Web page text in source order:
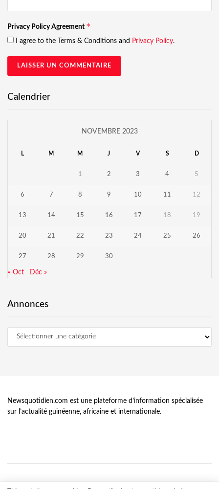
Privacy Policy Agreement *
I agree to the Terms & Conditions and Privacy Policy.
Calendrier
NOVEMBRE 2023
L M M J V S D
1 2 3 4 5
6 7 8 9 10 11 12
13 14 15 16 17 18 19
20 21 22 23 24 25 26
27 28 29 30
« Oct Déc »
Annonces
Newsquotidien.com est une plateforme d’information spécialisée
sur l’actualité guinéenne, africaine et internationale.